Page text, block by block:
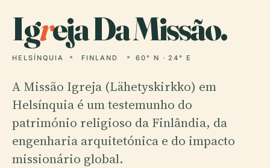
Igreja Da Missão.
HELSÍNQUIA FINLAND 60° N · 24° E
A Missão Igreja (Lähetyskirkko) em
Helsínquia é um testemunho do
património religioso da Finlândia, da
engenharia arquitetónica e do impacto
missionário global.